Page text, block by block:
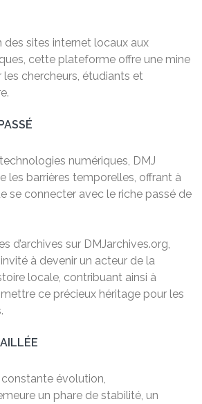
des sites internet locaux aux
cette plateforme offre une mine
les chercheurs, étudiants et
numériques, DMJ
les barrières temporelles, offrant à
se connecter avec le riche passé de
d’archives sur DMJarchives.org,
à devenir un acteur de la
locale, contribuant ainsi à
ce précieux héritage pour les
évolution,
un phare de stabilité, un